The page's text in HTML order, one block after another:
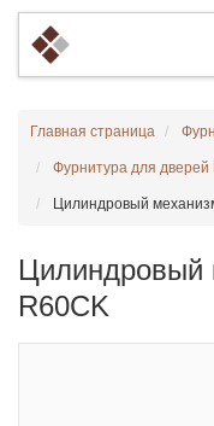
Главная страница
Фурнитура для дверей
Цилиндровый
Цилиндровый
R60CK